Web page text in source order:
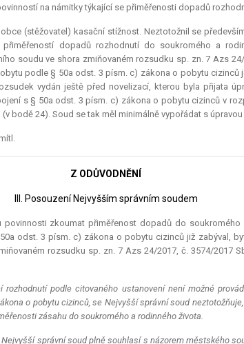
na námitky týkající se přiměřenosti dopadů
(stěžovatel) kasační stížnost. Neztotožnil se
dopadů rozhodnutí do soukromého a
soudu ve shora zmiňovaném rozsudku sp. zn. 7 Azs
podle § 50a odst. 3 písm. c) zákona o pobytu
vydán ještě před novelizací, kterou byla přijata
s § 50a odst. 3 písm. c) zákona o pobytu cizinců v
bodě 24). Soud se tak měl minimálně vypořádat s úpravou
Z ODŮVODNĚNÍ
III. Posouzení Nejvyšším správním soudem
povinnosti zkoumat přiměřenost dopadů do
odst. 3 písm. c) zákona o pobytu cizinců již zabýval,
rozsudku sp. zn. 7 Azs 24/2017, č. 3574/2017
rozhodnutí podle citovaného ustanovení není možné
o pobytu cizinců, se Nejvyšší správní soud
zásahu do soukromého a rodinného života.
správní soud plně souhlasí s názorem městského